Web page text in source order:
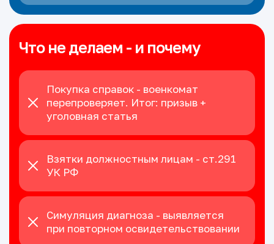
Что не делаем - и почему
Покупка справок - военкомат
перепроверяет. Итог: призыв +
уголовная статья
Взятки должностным лицам - ст.291
УК РФ
Симуляция диагноза - выявляется
при повторном освидетельствовании